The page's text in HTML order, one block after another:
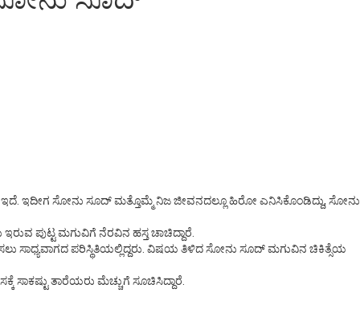
ಇದೀಗ ಸೋನು ಸೂದ್ ಮತ್ತೊಮ್ಮೆ ನಿಜ ಜೀವನದಲ್ಲೂ ಹಿರೋ ಎನಿಸಿಕೊಂಡಿದ್ದು, ಸೋನು
ಪುಟ್ಟ ಮಗುವಿಗೆ ನೆರವಿನ ಹಸ್ತ ಚಾಚಿದ್ದಾರೆ.
ಸಾಧ್ಯವಾಗದ ಪರಿಸ್ಥಿತಿಯಲ್ಲಿದ್ದರು. ವಿಷಯ ತಿಳಿದ ಸೋನು ಸೂದ್ ಮಗುವಿನ ಚಿಕಿತ್ಸೆಯ
ತಾರೆಯರು ಮೆಚ್ಚುಗೆ ಸೂಚಿಸಿದ್ದಾರೆ.